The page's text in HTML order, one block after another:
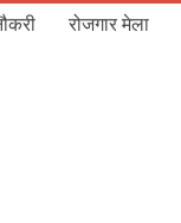
रोजगार मेला